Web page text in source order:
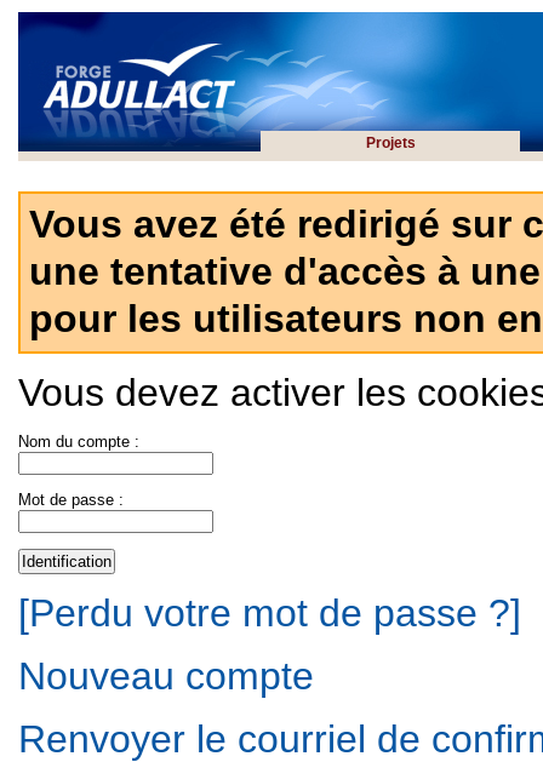
Projets
Vous avez été redirigé sur
une tentative d'accès à
pour les utilisateurs non
Vous devez activer les
Nom du compte :
Mot de passe :
[Perdu votre mot de passe ?]
Nouveau compte
Renvoyer le courriel de